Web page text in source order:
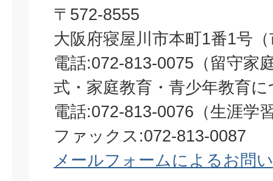
〒572-8555
大阪府寝屋川市本町1番1号
電話:072-813-0075（留守家
式・家庭教育・青少年教育
電話:072-813-0076（生涯学
ファックス:072-813-0087
メールフォームによるお問